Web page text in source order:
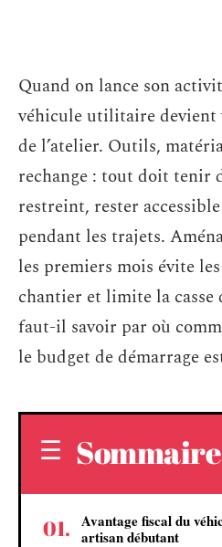
Quand on lance son
véhicule utilitaire devient
de l’atelier. Outils,
rechange : tout doit tenir
restreint, rester
pendant les trajets.
les premiers mois évite
chantier et limite la
faut-il savoir par où
le budget de démarrage
Sommaire
Avantage fiscal du
artisan débutant